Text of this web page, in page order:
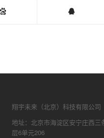
翔宇未来（北京）科技有限公司
地址：北京市海淀区安宁庄西三
层6单元206